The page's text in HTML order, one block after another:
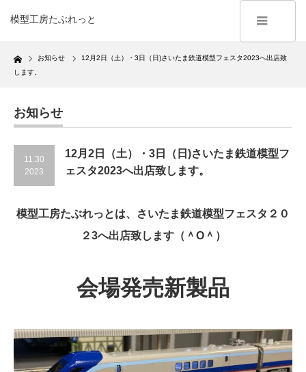
模型工房たぶれっと
Home お知らせ
12月2日（土）・3日（日)さいたま鉄道模型フェスタ2023へ出店致
します。
お知らせ
11.30
2023
12月2日（土）・3日（日)さいたま鉄道模型フ
ェスタ2023へ出店致します。
模型工房たぶれっとは、さいたま鉄道模型フェスタ２０
２3へ出店致します（＾O＾）
会場発売新製品